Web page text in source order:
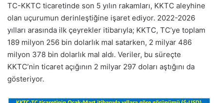
TC-KKTC ticaretinde son 5 yılın rakamları, KKTC aleyhine
olan uçurumun derinleştiğine işaret ediyor. 2022-2026
yılları arasında ilk çeyrekler itibarıyla; KKTC, TC’ye toplam
189 milyon 256 bin dolarlık mal satarken, 2 milyar 486
milyon 378 bin dolarlık mal aldı. Veriler, bu süreçte
KKTC’nin ticaret açığının 2 milyar 297 doları aştığını da
gösteriyor.